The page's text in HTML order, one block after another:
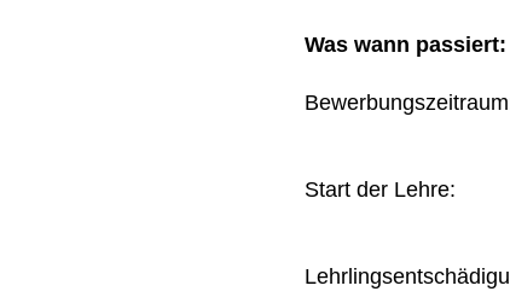
Was wann passiert:
Start der